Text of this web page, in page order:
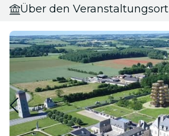
Über den Veranstaltungsort